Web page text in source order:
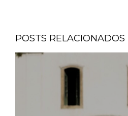
POSTS RELACIONADOS